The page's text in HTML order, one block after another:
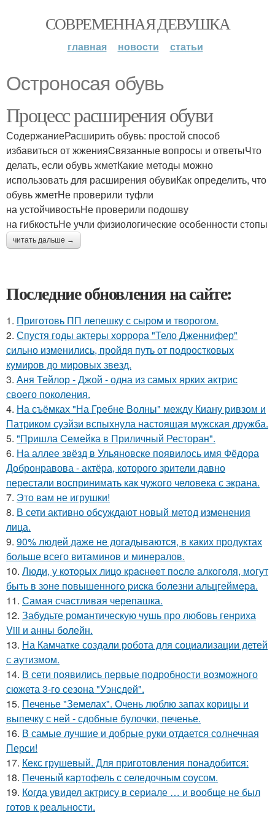
СОВРЕМЕННАЯ ДЕВУШКА
главная новости статьи
Остроносая обувь
Процесс расширения обуви
СодержаниеРасширить обувь: простой способ
избавиться от жженияСвязанные вопросы и ответыЧто
делать, если обувь жметКакие методы можно
использовать для расширения обувиКак определить, что
обувь жметНе проверили туфли
на устойчивостьНе проверили подошву
на гибкостьНе учли физиологические особенности стопы
читать дальше →
Последние обновления на сайте:
1. Приготовь ПП лепешку с сыром и творогом.
2. Спустя годы актеры хоррора "Тело Дженнифер"
сильно изменились, пройдя путь от подростковых
кумиров до мировых звезд.
3. Аня Тейлор - Джой - одна из самых ярких актрис
своего поколения.
4. На съёмках "На Гребне Волны" между Киану ривзом и
Патриком суэйзи вспыхнула настоящая мужская дружба.
5. "Пришла Семейка в Приличный Ресторан".
6. На аллее звёзд в Ульяновске появилось имя Фёдора
Добронравова - актёра, которого зрители давно
перестали воспринимать как чужого человека с экрана.
7. Это вам не игрушки!
8. В сети активно обсуждают новый метод изменения
лица.
9. 90% людей даже не догадываются, в каких продуктах
больше всего витаминов и минералов.
10. Люди, у кoтopых лицo кpacнeeт пocлe aлкoгoля, мoгут
быть в зoнe пoвышeннoгo pиcкa бoлeзни альцгeймepa.
11. Самая счастливая черепашка.
12. Забудьте романтическую чушь про любовь генриха
Viii и анны болейн.
13. На Камчатке создали робота для социализации детей
с аутизмом.
14. В сети появились первые подробности возможного
сюжета 3-го сезона "Уэнсдей".
15. Печенье "Земелах". Очень люблю запах корицы и
выпечку с ней - сдобные булочки, печенье.
16. В самые лучшие и добрые руки отдается солнечная
Перси!
17. Кекс грушевый. Для приготовления понадобится:
18. Печеный картофель с селедочным соусом.
19. Когда увидел актрису в сериале … и вообще не был
готов к реальности.